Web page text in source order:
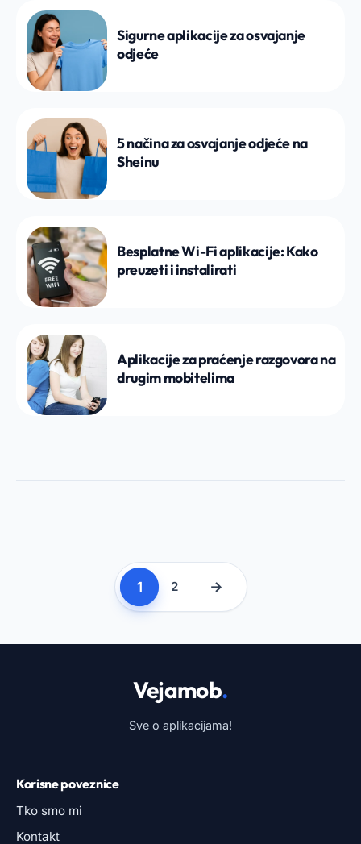
Sigurne aplikacije za osvajanje
odjeće
5 načina za osvajanje odjeće na
Sheinu
Besplatne Wi-Fi aplikacije: Kako
preuzeti i instalirati
Aplikacije za praćenje razgovora na
drugim mobitelima
1 2 →
Vejamob.
Sve o aplikacijama!
Korisne poveznice
Tko smo mi
Kontakt